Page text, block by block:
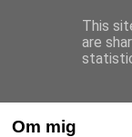
Om mig
This
are